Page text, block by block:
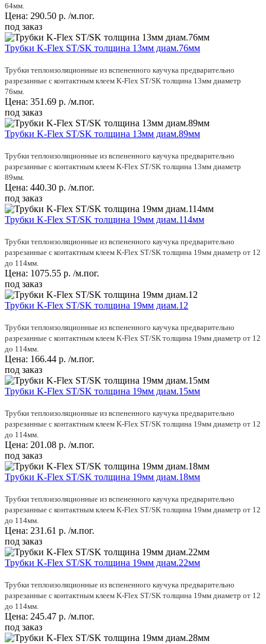
64мм.
Цена: 290.50 р. /м.пог.
под заказ
Трубки K-Flex ST/SK толщина 13мм диам.76мм
Трубки теплоизоляционные из вспененного каучука предварительно
разрезанные с контактным клеем K-Flex ST/SK толщина 13мм диаметр
76мм.
Цена: 351.69 р. /м.пог.
под заказ
Трубки K-Flex ST/SK толщина 13мм диам.89мм
Трубки теплоизоляционные из вспененного каучука предварительно
разрезанные с контактным клеем K-Flex ST/SK толщина 13мм диаметр
89мм.
Цена: 440.30 р. /м.пог.
под заказ
Трубки K-Flex ST/SK толщина 19мм диам.114мм
Трубки теплоизоляционные из вспененного каучука предварительно
разрезанные с контактным клеем K-Flex ST/SK толщина 19мм диаметр от 12
до 114мм.
Цена: 1075.55 р. /м.пог.
под заказ
Трубки K-Flex ST/SK толщина 19мм диам.12
Трубки теплоизоляционные из вспененного каучука предварительно
разрезанные с контактным клеем K-Flex ST/SK толщина 19мм диаметр от 12
до 114мм.
Цена: 166.44 р. /м.пог.
под заказ
Трубки K-Flex ST/SK толщина 19мм диам.15мм
Трубки теплоизоляционные из вспененного каучука предварительно
разрезанные с контактным клеем K-Flex ST/SK толщина 19мм диаметр от 12
до 114мм.
Цена: 201.08 р. /м.пог.
под заказ
Трубки K-Flex ST/SK толщина 19мм диам.18мм
Трубки теплоизоляционные из вспененного каучука предварительно
разрезанные с контактным клеем K-Flex ST/SK толщина 19мм диаметр от 12
до 114мм.
Цена: 231.61 р. /м.пог.
под заказ
Трубки K-Flex ST/SK толщина 19мм диам.22мм
Трубки теплоизоляционные из вспененного каучука предварительно
разрезанные с контактным клеем K-Flex ST/SK толщина 19мм диаметр от 12
до 114мм.
Цена: 245.47 р. /м.пог.
под заказ